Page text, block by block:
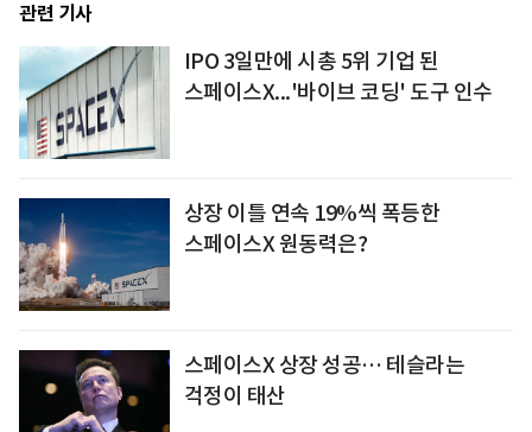
관련 기사
IPO 3일만에 시총 5위 기업 된
스페이스X...'바이브 코딩' 도구 인수
상장 이틀 연속 19%씩 폭등한
스페이스X 원동력은?
스페이스X 상장 성공… 테슬라는
걱정이 태산